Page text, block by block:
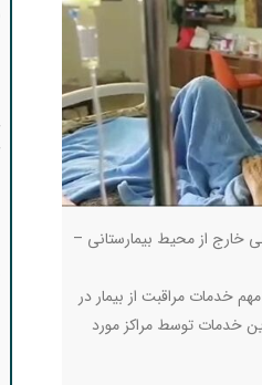
خارج از محیط بیمارستانی –
خدمات مراقبت از بیمار در
خدمات توسط مراکز مورد